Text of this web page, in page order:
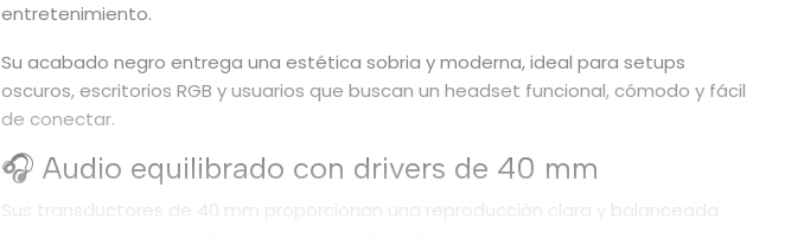
entretenimiento.
Su acabado negro entrega una estética sobria y moderna, ideal para setups
oscuros, escritorios RGB y usuarios que buscan un headset funcional, cómodo y fácil
de conectar.
🎧 Audio equilibrado con drivers de 40 mm
Sus transductores de 40 mm proporcionan una reproducción clara y balanceada